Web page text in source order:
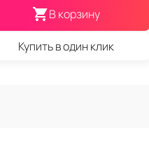
В корзину
Купить в один клик